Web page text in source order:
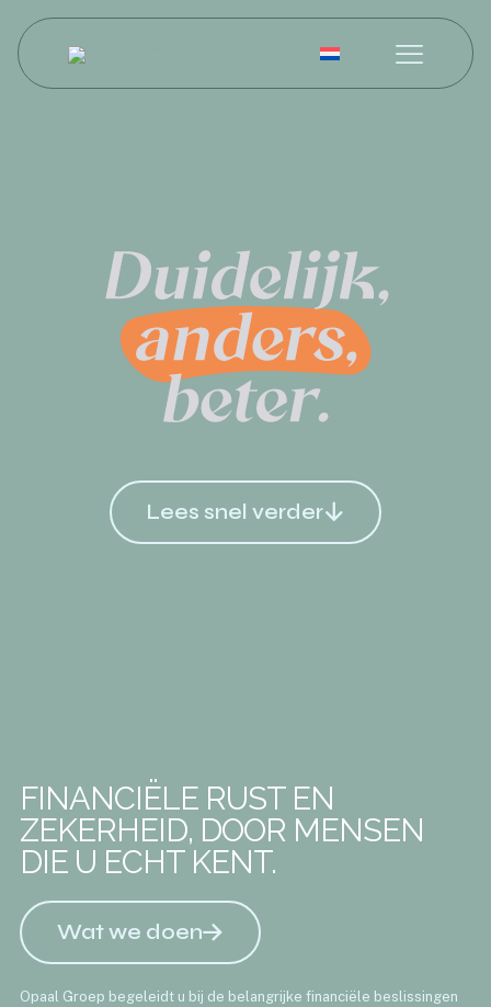
Nederlands
Lees snel verder
FINANCIËLE RUST EN
ZEKERHEID, DOOR MENSEN
DIE U ECHT KENT.
Wat we doen
Opaal Groep begeleidt u bij de belangrijke financiële beslissingen